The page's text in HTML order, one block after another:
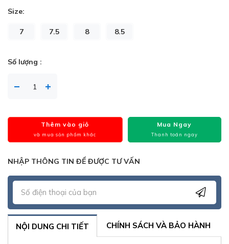
Size:
7 7.5 8 8.5
Số lượng :
Thêm vào giỏ
và mua sản phẩm khác
Mua Ngay
Thanh toán ngay
NHẬP THÔNG TIN ĐỂ ĐƯỢC TƯ VẤN
NỘI DUNG CHI TIẾT CHÍNH SÁCH VÀ BẢO HÀNH